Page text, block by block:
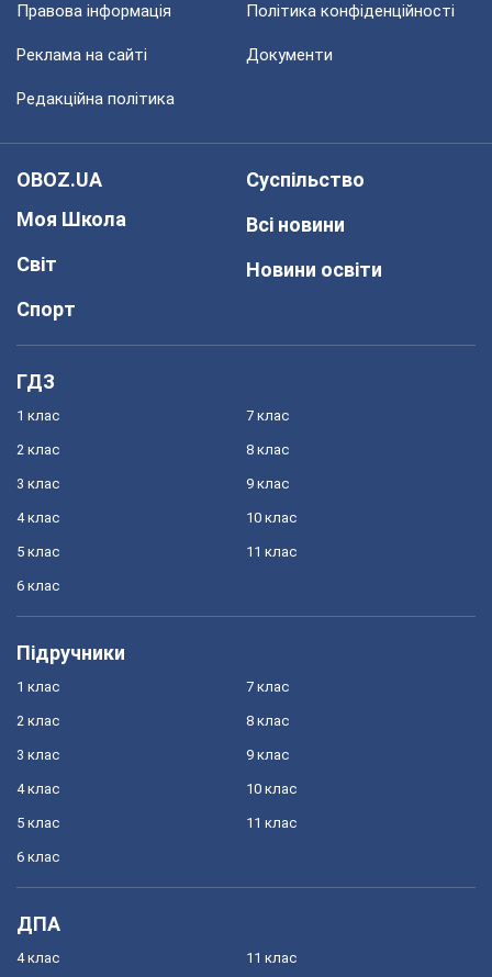
Правова інформація Політика конфіденційності
Реклама на сайті Документи
Редакційна політика
OBOZ.UA
Моя Школа
Світ
Спорт
Суспільство
Всі новини
Новини освіти
ГДЗ
1 клас
2 клас
3 клас
4 клас
5 клас
6 клас
7 клас
8 клас
9 клас
10 клас
11 клас
Підручники
1 клас
2 клас
3 клас
4 клас
5 клас
6 клас
7 клас
8 клас
9 клас
10 клас
11 клас
ДПА
4 клас 11 клас